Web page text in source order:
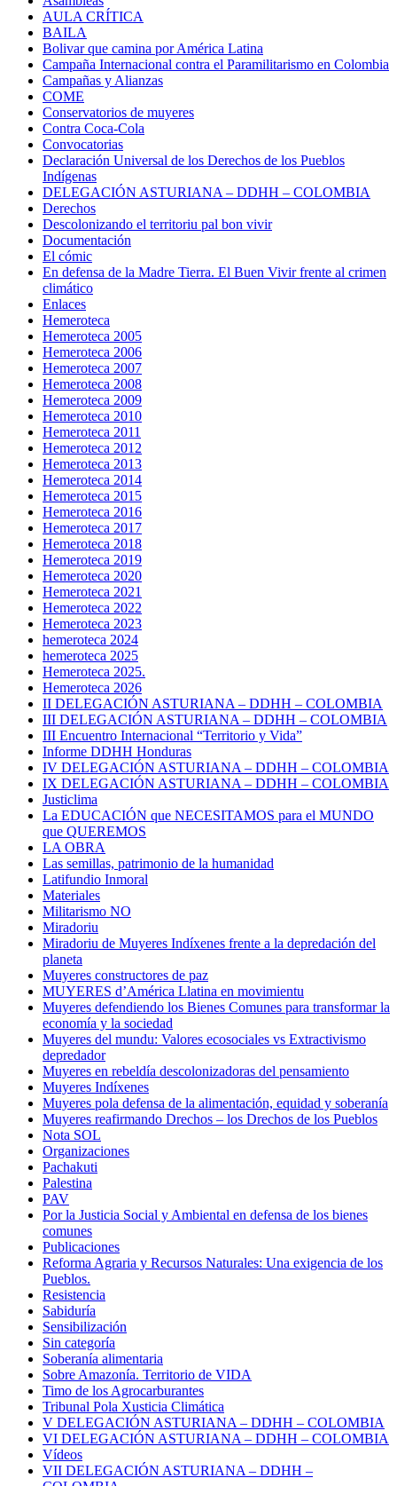
AULA CRÍTICA
BAILA
Bolivar que camina por América Latina
Campaña Internacional contra el Paramilitarismo en Colombia
Campañas y Alianzas
COME
Conservatorios de muyeres
Contra Coca-Cola
Convocatorias
Declaración Universal de los Derechos de los Pueblos
Indígenas
DELEGACIÓN ASTURIANA – DDHH – COLOMBIA
Derechos
Descolonizando el territoriu pal bon vivir
Documentación
El cómic
En defensa de la Madre Tierra. El Buen Vivir frente al crimen
climático
Enlaces
Hemeroteca
Hemeroteca 2005
Hemeroteca 2006
Hemeroteca 2007
Hemeroteca 2008
Hemeroteca 2009
Hemeroteca 2010
Hemeroteca 2011
Hemeroteca 2012
Hemeroteca 2013
Hemeroteca 2014
Hemeroteca 2015
Hemeroteca 2016
Hemeroteca 2017
Hemeroteca 2018
Hemeroteca 2019
Hemeroteca 2020
Hemeroteca 2021
Hemeroteca 2022
Hemeroteca 2023
hemeroteca 2024
hemeroteca 2025
Hemeroteca 2025.
Hemeroteca 2026
II DELEGACIÓN ASTURIANA – DDHH – COLOMBIA
III DELEGACIÓN ASTURIANA – DDHH – COLOMBIA
III Encuentro Internacional “Territorio y Vida”
Informe DDHH Honduras
IV DELEGACIÓN ASTURIANA – DDHH – COLOMBIA
IX DELEGACIÓN ASTURIANA – DDHH – COLOMBIA
Justiclima
La EDUCACIÓN que NECESITAMOS para el MUNDO
que QUEREMOS
LA OBRA
Las semillas, patrimonio de la humanidad
Latifundio Inmoral
Materiales
Militarismo NO
Miradoriu
Miradoriu de Muyeres Indíxenes frente a la depredación del
planeta
Muyeres constructores de paz
MUYERES d’América Llatina en movimientu
Muyeres defendiendo los Bienes Comunes para transformar la
economía y la sociedad
Muyeres del mundu: Valores ecosociales vs Extractivismo
depredador
Muyeres en rebeldía descolonizadoras del pensamiento
Muyeres Indíxenes
Muyeres pola defensa de la alimentación, equidad y soberanía
Muyeres reafirmando Drechos – los Drechos de los Pueblos
Nota SOL
Organizaciones
Pachakuti
Palestina
PAV
Por la Justicia Social y Ambiental en defensa de los bienes
comunes
Publicaciones
Reforma Agraria y Recursos Naturales: Una exigencia de los
Pueblos.
Resistencia
Sabiduría
Sensibilización
Sin categoría
Soberanía alimentaria
Sobre Amazonía. Territorio de VIDA
Timo de los Agrocarburantes
Tribunal Pola Xusticia Climática
V DELEGACIÓN ASTURIANA – DDHH – COLOMBIA
VI DELEGACIÓN ASTURIANA – DDHH – COLOMBIA
Vídeos
VII DELEGACIÓN ASTURIANA – DDHH –